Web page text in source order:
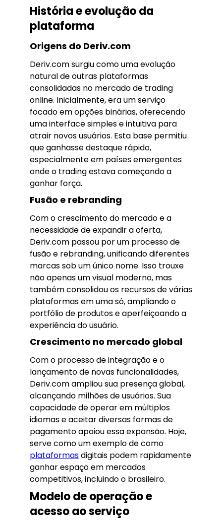
História e evolução da
plataforma
Origens do Deriv.com
Deriv.com surgiu como uma evolução
natural de outras plataformas
consolidadas no mercado de trading
online. Inicialmente, era um serviço
focado em opções binárias, oferecendo
uma interface simples e intuitiva para
atrair novos usuários. Esta base permitiu
que ganhasse destaque rápido,
especialmente em países emergentes
onde o trading estava começando a
ganhar força.
Fusão e rebranding
Com o crescimento do mercado e a
necessidade de expandir a oferta,
Deriv.com passou por um processo de
fusão e rebranding, unificando diferentes
marcas sob um único nome. Isso trouxe
não apenas um visual moderno, mas
também consolidou os recursos de várias
plataformas em uma só, ampliando o
portfólio de produtos e aperfeiçoando a
experiência do usuário.
Crescimento no mercado global
Com o processo de integração e o
lançamento de novas funcionalidades,
Deriv.com ampliou sua presença global,
alcançando milhões de usuários. Sua
capacidade de operar em múltiplos
idiomas e aceitar diversas formas de
pagamento apoiou essa expansão. Hoje,
serve como um exemplo de como
plataformasdigitais podem rapidamente
ganhar espaço em mercados
competitivos, incluindo o brasileiro.
Modelo de operação e
acesso ao serviço